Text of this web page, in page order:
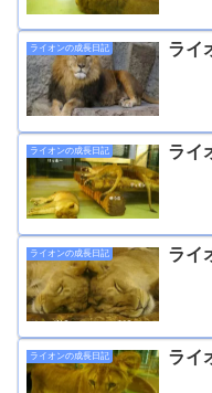
ライオンの成長日記 ライ
ライオンの成長日記 ライ
ライオンの成長日記 ライ
ライオンの成長日記 ライ